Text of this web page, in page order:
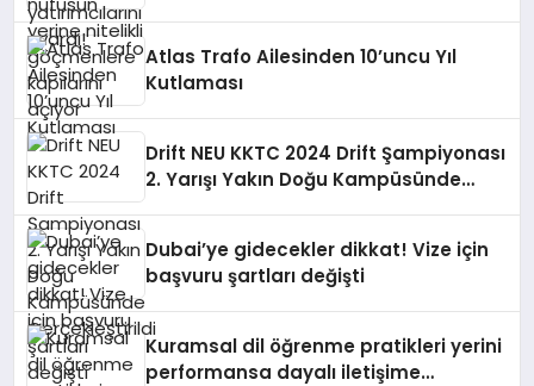
Atlas Trafo Ailesinden 10’uncu Yıl
Kutlaması
Drift NEU KKTC 2024 Drift Şampiyonası
2. Yarışı Yakın Doğu Kampüsünde
Dubai’ye gidecekler dikkat! Vize için
başvuru şartları değişti
Kuramsal dil öğrenme pratikleri yerini
performansa dayalı iletişime